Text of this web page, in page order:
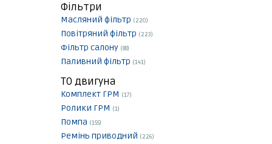
Фільтри
Масляний фільтр (220)
Повітряний фільтр (223)
Фільтр салону (88)
Паливний фільтр (141)
ТО двигуна
Комплект ГРМ (17)
Ролики ГРМ (1)
Помпа (155)
Ремінь приводний (226)